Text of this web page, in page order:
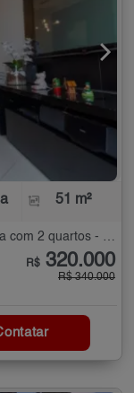
51 m²
Apartamento à Venda no Jardim Aricanduva com 2 quartos - 51 m²
R$ 320.000
R$ 340.000